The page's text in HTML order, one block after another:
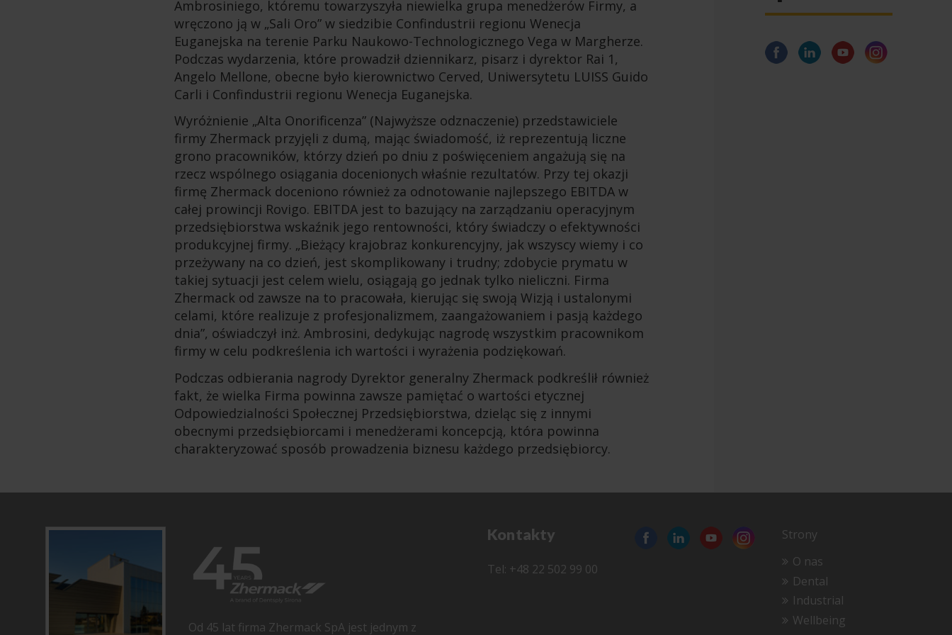
Ambrosiniego, któremu towarzyszyła niewielka grupa menedżerów Firmy, a
wręczono ją w „Sali Oro” w siedzibie Confindustrii regionu Wenecja
Euganejska na terenie Parku Naukowo-Technologicznego Vega w Margherze.
Podczas wydarzenia, które prowadził dziennikarz, pisarz i dyrektor Rai 1,
Angelo Mellone, obecne było kierownictwo Cerved, Uniwersytetu LUISS Guido
Carli i Confindustrii regionu Wenecja Euganejska.
Wyróżnienie „Alta Onorificenza” (Najwyższe odznaczenie) przedstawiciele
firmy Zhermack przyjęli z dumą, mając świadomość, iż reprezentują liczne
grono pracowników, którzy dzień po dniu z poświęceniem angażują się na
rzecz wspólnego osiągania docenionych właśnie rezultatów. Przy tej okazji
firmę Zhermack doceniono również za odnotowanie najlepszego EBITDA w
całej prowincji Rovigo. EBITDA jest to bazujący na zarządzaniu operacyjnym
przedsiębiorstwa wskaźnik jego rentowności, który świadczy o efektywności
produkcyjnej firmy. „Bieżący krajobraz konkurencyjny, jak wszyscy wiemy i co
przeżywany na co dzień, jest skomplikowany i trudny; zdobycie prymatu w
takiej sytuacji jest celem wielu, osiągają go jednak tylko nieliczni. Firma
Zhermack od zawsze na to pracowała, kierując się swoją Wizją i ustalonymi
celami, które realizuje z profesjonalizmem, zaangażowaniem i pasją każdego
dnia”, oświadczył inż. Ambrosini, dedykując nagrodę wszystkim pracownikom
firmy w celu podkreślenia ich wartości i wyrażenia podziękowań.
Podczas odbierania nagrody Dyrektor generalny Zhermack podkreślił również
fakt, że wielka Firma powinna zawsze pamiętać o wartości etycznej
Odpowiedzialności Społecznej Przedsiębiorstwa, dzieląc się z innymi
obecnymi przedsiębiorcami i menedżerami koncepcją, która powinna
charakteryzować sposób prowadzenia biznesu każdego przedsiębiorcy.
Od 45 lat firma Zhermack SpA jest jednym z
Kontakty
Tel: +48 22 502 99 00
Strony
O nas
Dental
Industrial
Wellbeing